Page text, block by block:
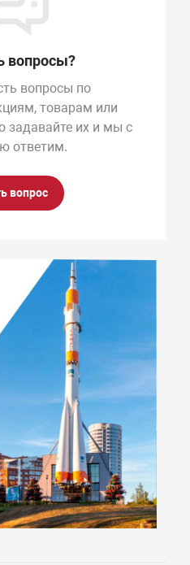
вопросы?
вопросы по
товарам или
задавайте их и мы с
ответим.
вопрос